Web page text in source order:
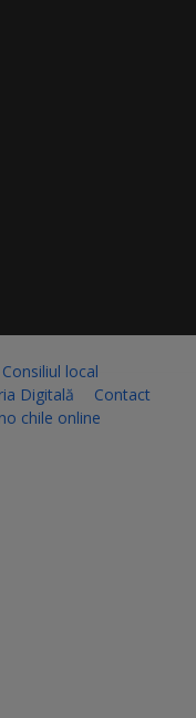
Consiliul local
Digitală
Contact
chile online